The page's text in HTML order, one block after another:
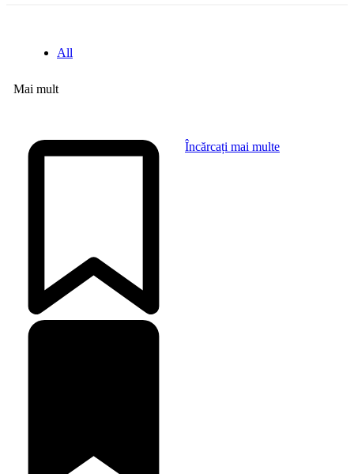
All
Mai mult
Încărcați mai multe